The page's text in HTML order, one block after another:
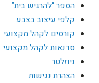
הספר “להרגיש בית”
קלפי עיצוב בצבע
קורסים לקהל מקצועי
סדנאות לקהל מקצועי
ניוזלטר
הצהרת נגישות